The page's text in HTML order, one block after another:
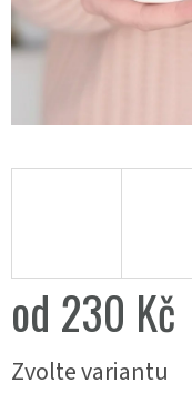
od 230 Kč
cena:
Zvolte variantu